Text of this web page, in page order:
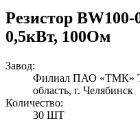
Резистор BW100-
0,5кВт, 100Ом
Завод:
Филиал ПАО «ТМК»
область, г. Челябинск
Количество:
30 ШТ